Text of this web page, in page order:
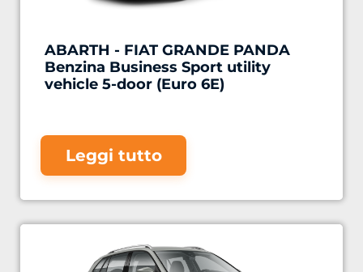
ABARTH - FIAT GRANDE PANDA
Benzina Business Sport utility
vehicle 5-door (Euro 6E)
Leggi tutto